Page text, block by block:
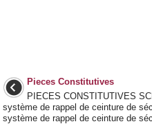
Pieces Constitutives
PIECES CONSTITUTIVES
système de rappel de ceinture de
système de rappel de ceinture de